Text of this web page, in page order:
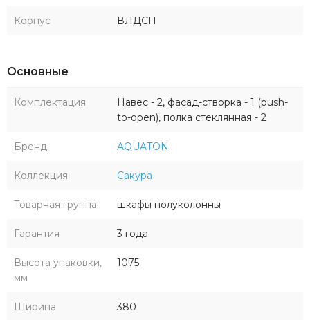
Корпус ВЛДСП
Основные
Комплектация
Навес - 2, фасад-створка - 1 (push-
to-open), полка стеклянная - 2
Бренд AQUATON
Коллекция Сакура
Товарная группа шкафы полуколонны
Гарантия 3 года
Высота упаковки,
мм
1075
Ширина
380